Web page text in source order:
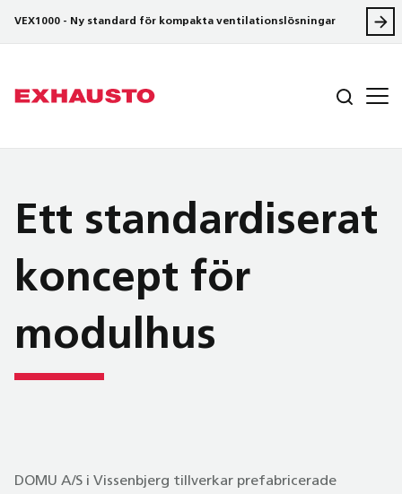
VEX1000 - Ny standard för kompakta ventilationslösningar
Ett standardiserat
koncept för
modulhus
DOMU A/S i Vissenbjerg tillverkar prefabricerade